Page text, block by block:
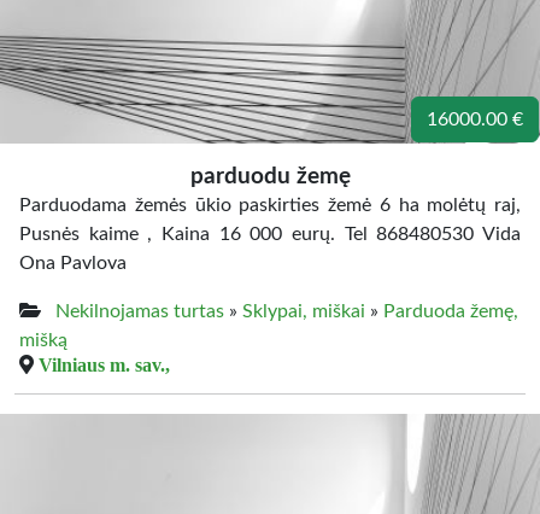
16000.00 €
parduodu žemę
Parduodama žemės ūkio paskirties žemė 6 ha molėtų raj,
Pusnės kaime , Kaina 16 000 eurų. Tel 868480530 Vida
Ona Pavlova
Nekilnojamas turtas » Sklypai, miškai » Parduoda žemę,
mišką
Vilniaus m. sav.,